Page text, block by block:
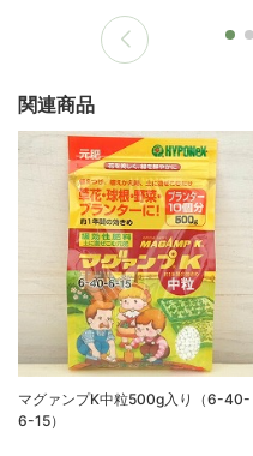
関連商品
マグァンプK中粒500g入り（6-40-
6-15）